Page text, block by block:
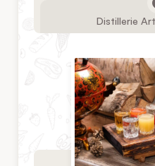
Distillerie